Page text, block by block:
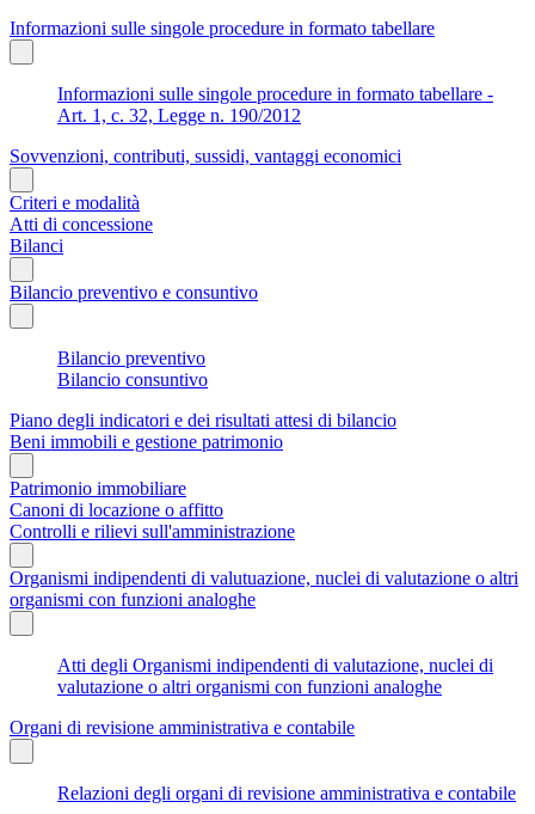
Informazioni sulle singole procedure in formato tabellare
Informazioni sulle singole procedure in formato tabellare -
Art. 1, c. 32, Legge n. 190/2012
Sovvenzioni, contributi, sussidi, vantaggi economici
Criteri e modalità
Atti di concessione
Bilanci
Bilancio preventivo e consuntivo
Bilancio preventivo
Bilancio consuntivo
Piano degli indicatori e dei risultati attesi di bilancio
Beni immobili e gestione patrimonio
Patrimonio immobiliare
Canoni di locazione o affitto
Controlli e rilievi sull'amministrazione
Organismi indipendenti di valutuazione, nuclei di valutazione o altri
organismi con funzioni analoghe
Atti degli Organismi indipendenti di valutazione, nuclei di
valutazione o altri organismi con funzioni analoghe
Organi di revisione amministrativa e contabile
Relazioni degli organi di revisione amministrativa e contabile